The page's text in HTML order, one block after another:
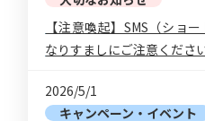
【注意喚起】SMS（ショ
なりすましにご注意くださ
2026/5/1
キャンペーン・イベント